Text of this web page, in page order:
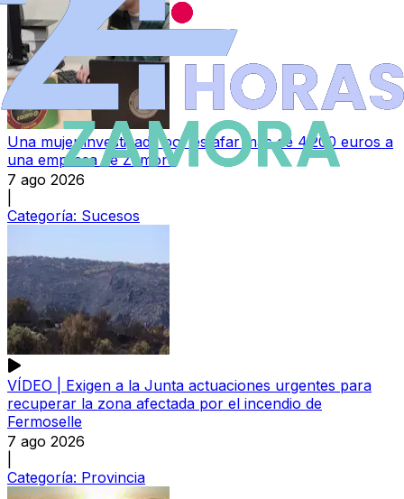
Una mujer investigada por estafar más de 4.200 euros a
una empresa de Zamora
7 ago 2026
Categoría: Sucesos
VÍDEO | Exigen a la Junta actuaciones urgentes para
recuperar la zona afectada por el incendio de
Fermoselle
7 ago 2026
Categoría: Provincia